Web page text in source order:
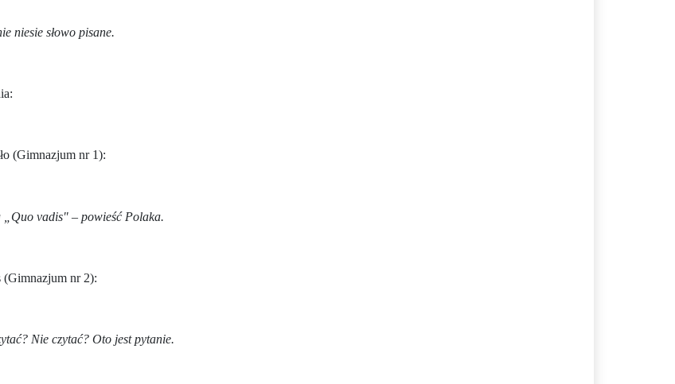
niesie słowo pisane.
(Gimnazjum nr 1):
„Quo vadis" – powieść Polaka.
nr 2):
Nie czytać? Oto jest pytanie.